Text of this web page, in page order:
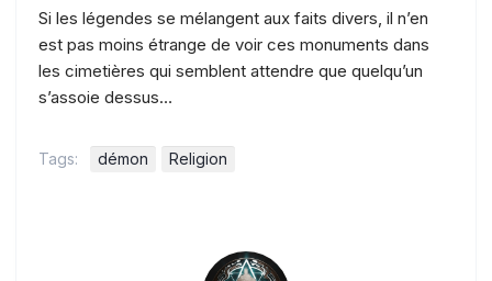
Si les légendes se mélangent aux faits divers, il n’en
est pas moins étrange de voir ces monuments dans
les cimetières qui semblent attendre que quelqu’un
s’assoie dessus…
Tags: démon Religion